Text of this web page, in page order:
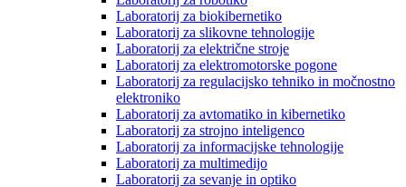
Laboratorij za biokibernetiko
Laboratorij za slikovne tehnologije
Laboratorij za električne stroje
Laboratorij za elektromotorske pogone
Laboratorij za regulacijsko tehniko in močnostno
elektroniko
Laboratorij za avtomatiko in kibernetiko
Laboratorij za strojno inteligenco
Laboratorij za informacijske tehnologije
Laboratorij za multimedijo
Laboratorij za sevanje in optiko